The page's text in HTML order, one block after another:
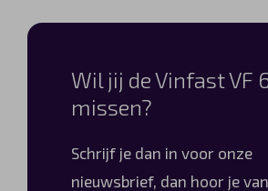
Wil jij de Vinfast VF
missen?
Schrijf je dan in voor onze
nieuwsbrief, dan hoor je